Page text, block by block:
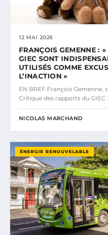
12 MAI 2026
FRANÇOIS GEMENNE :
GIEC SONT
UTILISÉS COMME
L’INACTION »
EN BREF François
Critique des rapports du GIEC
NICOLAS MARCHAND
ÉNERGIE RENOUVELABLE